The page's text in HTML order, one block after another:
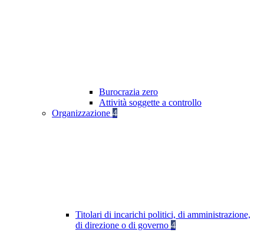
Burocrazia zero
Attività soggette a controllo
Organizzazione 4
Titolari di incarichi politici, di amministrazione,
di direzione o di governo 4